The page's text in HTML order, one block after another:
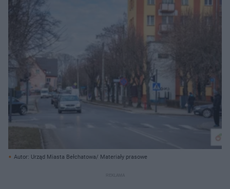
Autor: Urząd Miasta Bełchatowa/ Materiały prasowe